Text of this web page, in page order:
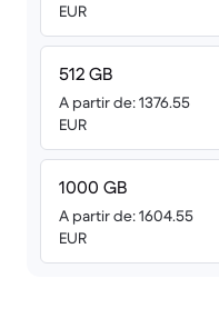
EUR
512 GB
A partir de: 1376.55
EUR
1000 GB
A partir de: 1604.55
EUR